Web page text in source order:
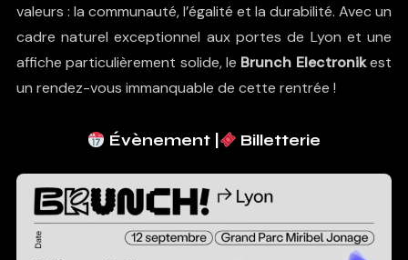
valeurs : la communauté, l’égalité et la durabilité. Avec un
cadre naturel exceptionnel aux portes de Lyon et une
affiche particulièrement solide, le Brunch Electronikest
un rendez-vous immanquable de cette rentrée !
Évènement| Billetterie